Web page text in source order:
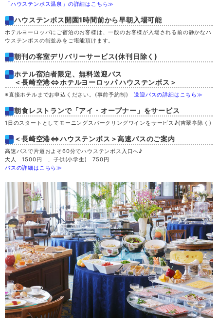
「ハウステンボス温泉」の詳細はこちら≫
ハウステンボス開園1時間前から早朝入場可能
ホテルヨーロッパにご宿泊のお客様は、一般のお客様が入場される前の静かなハ
ウステンボスの街並みをご堪能頂けます。
朝刊の客室デリバリーサービス(休刊日除く)
ホテル宿泊者限定、無料送迎バス
＜長崎空港⇔ホテルヨーロッパ ハウステンボス＞
※直接ホテルまでお申込ください。(事前予約制)送迎バスの詳細はこちら≫
朝食レストランで「アイ・オープナー」をサービス
1日のスタートとしてモーニングスパークリングワインをサービス♪(吉翠亭除く)
＜長崎空港⇔ハウステンボス＞高速バスのご案内
高速バスで片道およそ60分でハウステンボス入口へ♪
大人 1500円 、子供(小学生) 750円
バスの詳細はこちら≫